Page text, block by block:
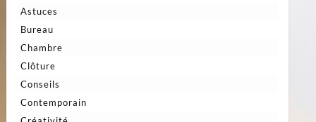
Astuces
Bureau
Chambre
Clôture
Conseils
Contemporain